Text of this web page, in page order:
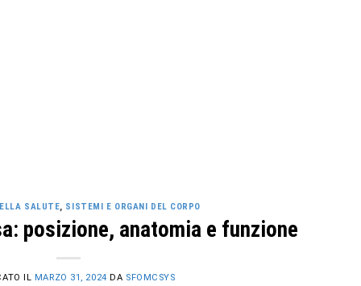
SALUTE, SISTEMI E ORGANI DEL CORPO
posizione, anatomia e funzione
IL MARZO 31, 2024 DA SFOMCSYS